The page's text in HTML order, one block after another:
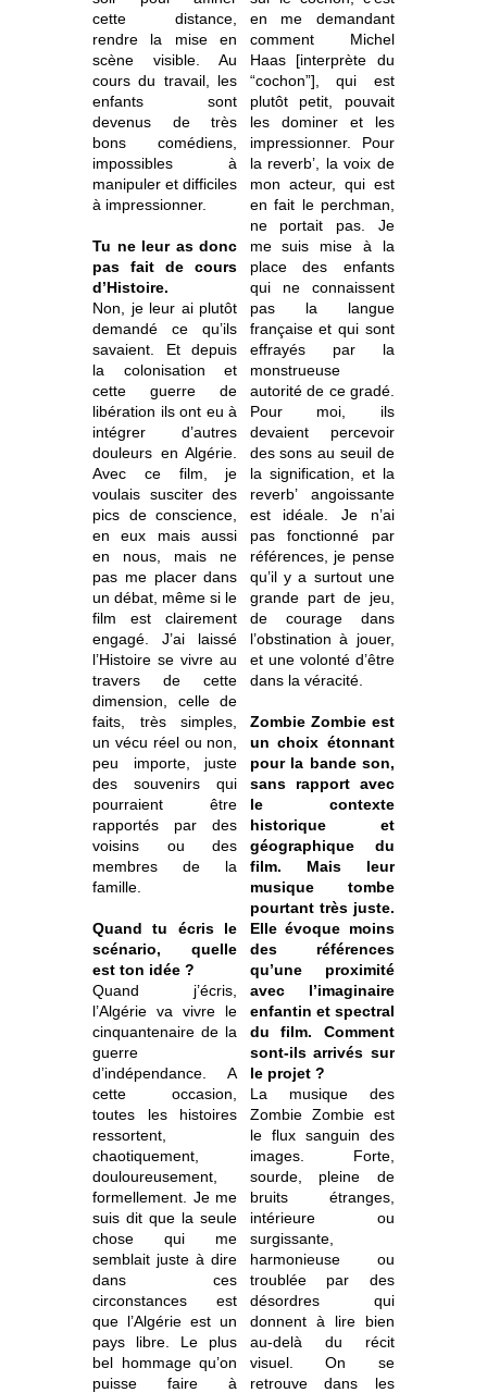
cette distance,
rendre la mise en
scène visible. Au
cours du travail, les
enfants sont
devenus de très
bons comédiens,
impossibles à
manipuler et difficiles
à impressionner.
Tu ne leur as donc
pas fait de cours
d’Histoire.
Non, je leur ai plutôt
demandé ce qu’ils
savaient. Et depuis
la colonisation et
cette guerre de
libération ils ont eu à
intégrer d’autres
douleurs en Algérie.
Avec ce film, je
voulais susciter des
pics de conscience,
en eux mais aussi
en nous, mais ne
pas me placer dans
un débat, même si le
film est clairement
engagé. J’ai laissé
l’Histoire se vivre au
travers de cette
dimension, celle de
faits, très simples,
un vécu réel ou non,
peu importe, juste
des souvenirs qui
pourraient être
rapportés par des
voisins ou des
membres de la
famille.
Quand tu écris le
scénario, quelle
est ton idée ?
Quand j’écris,
l’Algérie va vivre le
cinquantenaire de la
guerre
d’indépendance. A
cette occasion,
toutes les histoires
ressortent,
chaotiquement,
douloureusement,
formellement. Je me
suis dit que la seule
chose qui me
semblait juste à dire
dans ces
circonstances est
que l’Algérie est un
pays libre. Le plus
bel hommage qu’on
puisse faire à
en me demandant
comment Michel
Haas [interprète du
“cochon”], qui est
plutôt petit, pouvait
les dominer et les
impressionner. Pour
la reverb’, la voix de
mon acteur, qui est
en fait le perchman,
ne portait pas. Je
me suis mise à la
place des enfants
qui ne connaissent
pas la langue
française et qui sont
effrayés par la
monstrueuse
autorité de ce gradé.
Pour moi, ils
devaient percevoir
des sons au seuil de
la signification, et la
reverb’ angoissante
est idéale. Je n’ai
pas fonctionné par
références, je pense
qu’il y a surtout une
grande part de jeu,
de courage dans
l’obstination à jouer,
et une volonté d’être
dans la véracité.
Zombie Zombie est
un choix étonnant
pour la bande son,
sans rapport avec
le contexte
historique et
géographique du
film. Mais leur
musique tombe
pourtant très juste.
Elle évoque moins
des références
qu’une proximité
avec l’imaginaire
enfantin et spectral
du film. Comment
sont-ils arrivés sur
le projet ?
La musique des
Zombie Zombie est
le flux sanguin des
images. Forte,
sourde, pleine de
bruits étranges,
intérieure ou
surgissante,
harmonieuse ou
troublée par des
désordres qui
donnent à lire bien
au-delà du récit
visuel. On se
retrouve dans les